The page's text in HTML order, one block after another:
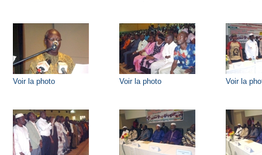
Voir la photo Voir la photo Voir la